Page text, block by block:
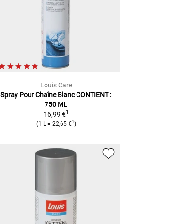
Louis Care
Spray Pour Chaîne BlancCONTIENT :
750 ML
16,99 €1
(1 L = 22,65 €1 )